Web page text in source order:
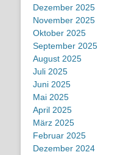
Dezember 2025
November 2025
Oktober 2025
September 2025
August 2025
Juli 2025
Juni 2025
Mai 2025
April 2025
März 2025
Februar 2025
Dezember 2024